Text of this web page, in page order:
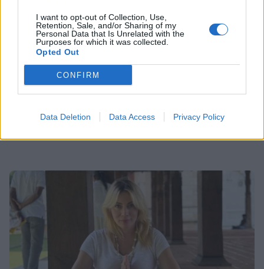
I want to opt-out of Collection, Use,
Retention, Sale, and/or Sharing of my
Personal Data that Is Unrelated with the
Purposes for which it was collected.
Opted Out
CONFIRM
Data Deletion Data Access Privacy Policy
στιγμή με την κόρη της που
ξεχώρισε – Η Ερωφίλη «κλέβει» την
παράσταση
«Ευλογία τα παιδιά» - Η σπάνια
κόρη! Μαζί στο τιμόνι της βάρκας
Ευγενία Σαμαρά: Μαγικές εικόνες από
ψηλά – Η πτήση με αερόστατο στο
Μεξικό
SHOWBIZ
περιμέναμε